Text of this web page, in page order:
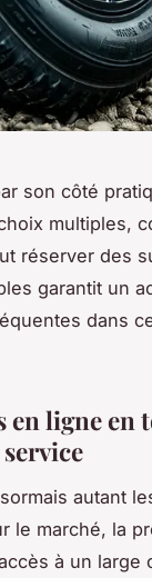
son côté
multiples,
réserver des
garantit un
dans
en ligne en
autant
marché, la
à un large